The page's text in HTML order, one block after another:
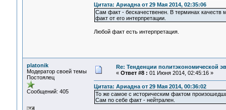
Цитата: Ариадна от 29 Мая 2014, 02:35:06
Сам факт - бескачественен. В терминах качеств
факт от его интерпретации.
Любой факт есть интерпретация.
platonik
Модератор своей темы
Постоялец
Сообщений: 405
Re: Тенденции политэкономической
« Ответ #8 : 01 Июня 2014, 02:45:16 »
Цитата: Ариадна от 29 Мая 2014, 00:36:02
То же самое с историческим фактом
Сам по себе факт - нейтрален.